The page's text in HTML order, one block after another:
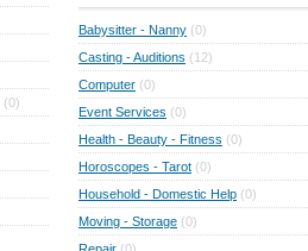
(0)
Babysitter - Nanny (0)
Casting - Auditions (12)
Computer (0)
Event Services (0)
Health - Beauty - Fitness (0)
Horoscopes - Tarot (0)
Household - Domestic Help (0)
Moving - Storage (0)